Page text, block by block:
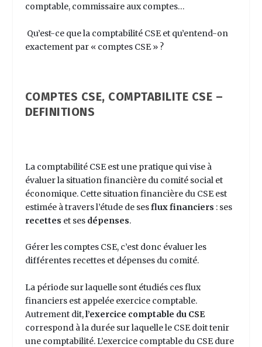
comptable, commissaire aux comptes…
Qu’est-ce que la comptabilité CSEet qu’entend-on
exactement par « comptes CSE » ?
COMPTES CSE, COMPTABILITE CSE –
DEFINITIONS
La comptabilité CSEest une pratique qui vise à
évaluer la situation financière du comité social et
économique. Cette situation financière du CSE est
estimée à travers l’étude de sesflux financiers : ses
recettes et ses dépenses.
Gérer les comptes CSE, c’est donc évaluer les
différentes recettes et dépenses du comité.
La période sur laquelle sont étudiés ces flux
financiers est appelée exercice comptable.
Autrement dit,l’exercice comptable du CSE
correspond à la durée sur laquelle le CSE doit tenir
une comptabilité. L’exercice comptable du CSE dure